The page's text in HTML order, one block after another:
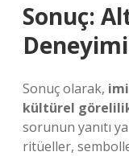
Sonuç:
Sonuç olarak,
kültürel
sorunun yanıtı
ritüeller,